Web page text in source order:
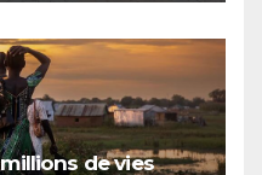
de vies